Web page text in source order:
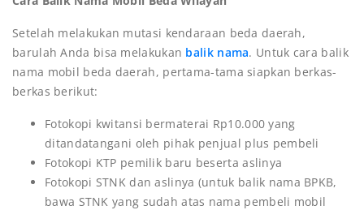
Setelah melakukan mutasi kendaraan beda daerah,
barulah Anda bisa melakukan balik nama. Untuk cara balik
nama mobil beda daerah, pertama-tama siapkan berkas-
berkas berikut:
Fotokopi kwitansi bermaterai Rp10.000 yang
ditandatangani oleh pihak penjual plus pembeli
Fotokopi KTP pemilik baru beserta aslinya
Fotokopi STNK dan aslinya (untuk balik nama BPKB,
bawa STNK yang sudah atas nama pembeli mobil